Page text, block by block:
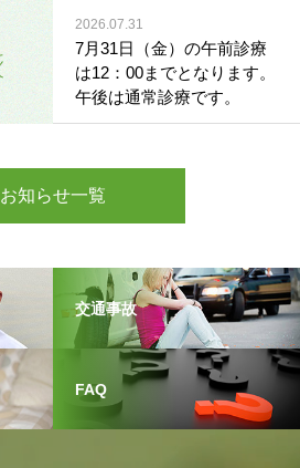
2026.07.31
7月31日（金）の午前診療
は12：00までとなります。
午後は通常診療です。
お知らせ一覧
交通事故
FAQ